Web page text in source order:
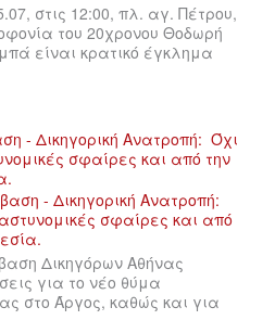
στις 12:00, πλ. αγ. Πέτρου,
του 20χρονου Θοδωρή
είναι κρατικό έγκλημα
- Δικηγορική Ανατροπή: Όχι
σφαίρες και από την
Δικηγόρων Αθήνας
για το νέο θύμα
στο Άργος, καθώς και για